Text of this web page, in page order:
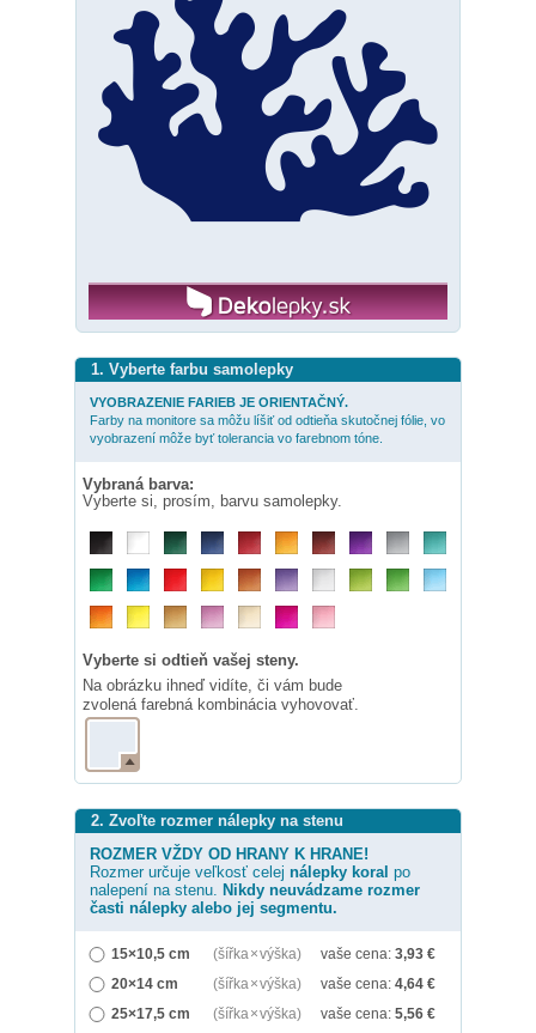
1. Vyberte farbu samolepky
VYOBRAZENIE FARIEB JE ORIENTAČNÝ.
Farby na monitore sa môžu líšiť od odtieňa skutočnej fólie, vo
vyobrazení môže byť tolerancia vo farebnom tóne.
Vybraná barva:
Vyberte si, prosím, barvu samolepky.
Vyberte si odtieň vašej steny.
Na obrázku ihneď vidíte, či vám bude
zvolená farebná kombinácia vyhovovať.
2. Zvoľte rozmer nálepky na stenu
ROZMER VŽDY OD HRANY K HRANE!
Rozmer určuje veľkosť celej nálepky koral po
nalepení na stenu. Nikdy neuvádzame rozmer
časti nálepky alebo jej segmentu.
15×10,5 cm (šířka × výška) vaše cena: 3,93 €
20×14 cm
(šířka × výška) vaše cena: 4,64 €
25×17,5 cm
(šířka × výška) vaše cena: 5,56 €